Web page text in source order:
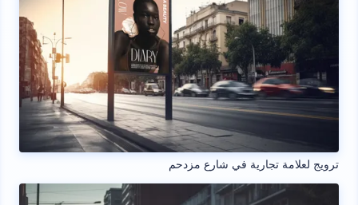
ترويج لعلامة تجارية في شارع مزدحم